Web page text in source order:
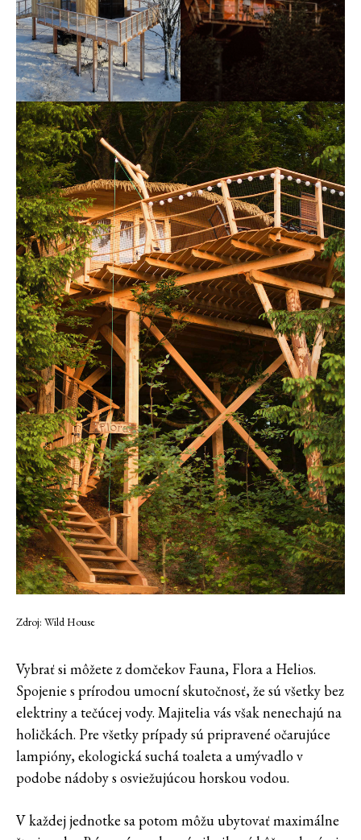
Zdroj: Wild House
Vybrať si môžete z domčekov Fauna, Flora a Helios.
Spojenie s prírodou umocní skutočnosť, že sú všetky bez
elektriny a tečúcej vody. Majitelia vás však nenechajú na
holičkách. Pre všetky prípady sú pripravené očarujúce
lampióny, ekologická suchá toaleta a umývadlo v
podobe nádoby s osviežujúcou horskou vodou.
V každej jednotke sa potom môžu ubytovať maximálne